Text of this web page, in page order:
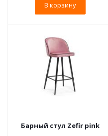
В корзину
Барный стул Zefir pink